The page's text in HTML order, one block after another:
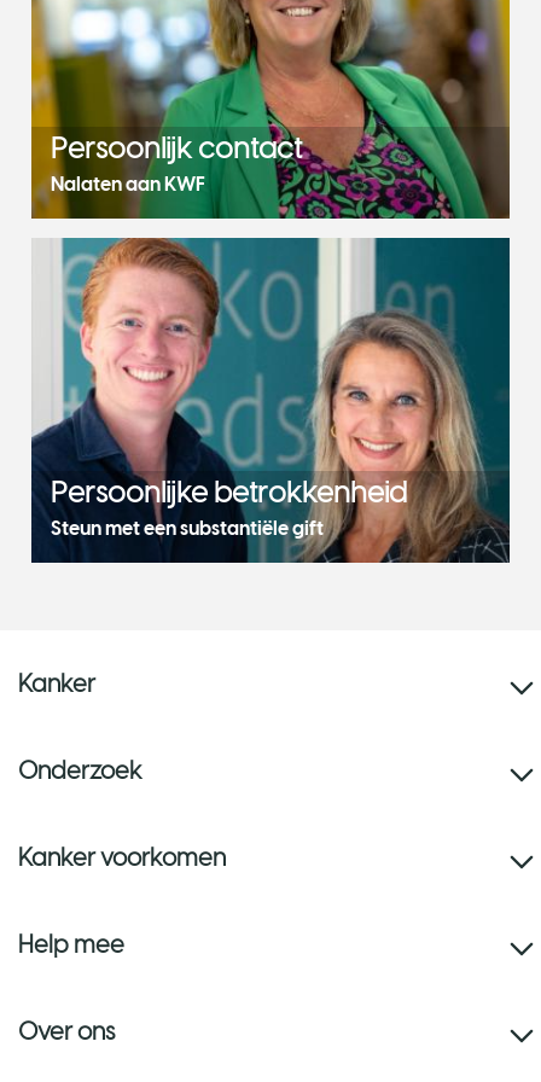
Persoonlijk contact
Nalaten aan KWF
Persoonlijke betrokkenheid
Steun met een substantiële gift
Kanker
Onderzoek
Kanker voorkomen
Help mee
Over ons